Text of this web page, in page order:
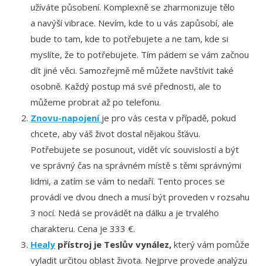
užíváte působení. Komplexně se zharmonizuje tělo
a navýší vibrace. Nevím, kde to u vás zapůsobí, ale
bude to tam, kde to potřebujete a ne tam, kde si
myslíte, že to potřebujete. Tím pádem se vám začnou
dít jiné věci. Samozřejmě mě můžete navštívit také
osobně. Každý postup má své přednosti, ale to
můžeme probrat až po telefonu.
Znovu-napojení je pro vás cesta v případě, pokud
chcete, aby váš život dostal nějakou šťávu.
Potřebujete se posunout, vidět víc souvislostí a být
ve správný čas na správném místě s těmi správnými
lidmi, a zatím se vám to nedaří. Tento proces se
provádí ve dvou dnech a musí být proveden v rozsahu
3 nocí. Nedá se provádět na dálku a je trvalého
charakteru. Cena je 333 €.
Healy přístroj je Teslův vynález, který vám pomůže
vyladit určitou oblast života. Nejprve provede analýzu